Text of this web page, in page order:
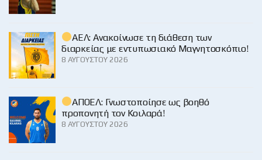
ΑΕΛ: Ανακοίνωσε τη διάθεση των
διαρκείας με εντυπωσιακό Μαγνητοσκόπιο!
8 ΑΥΓΟΎΣΤΟΥ 2026
ΑΠΟΕΛ: Γνωστοποίησε ως βοηθό
προπονητή τον Κοιλαρά!
8 ΑΥΓΟΎΣΤΟΥ 2026